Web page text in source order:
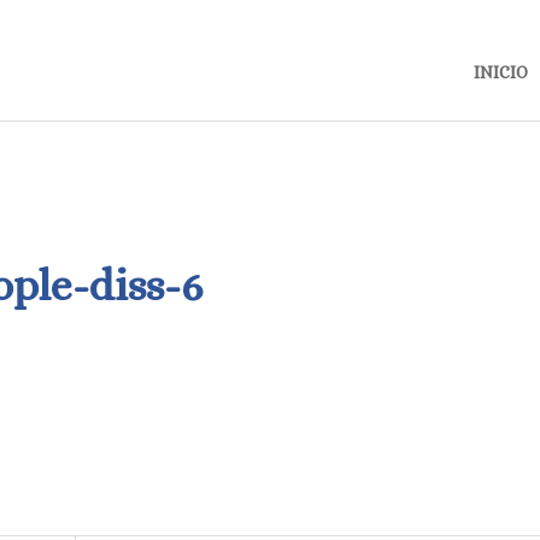
INICIO
diss-6